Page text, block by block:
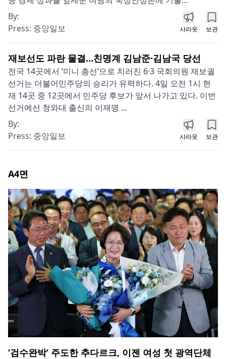
By:
Press: 중앙일보 샤라웃 보관
재보선도 파란 물결…친명계 김남준·김남국 당선
전국 14곳에서 ‘미니 총선’으로 치러진 6·3 국회의원 재보궐
선거는 더불어민주당의 승리가 유력하다. 4일 오전 1시 현
재 14곳 중 12곳에서 민주당 후보가 앞서 나가고 있다. 이번
선거에선 청와대 출신의 이재명 ...
By:
Press: 중앙일보 샤라웃 보관
A4면
‘검수완박’ 주도한 추다르크, 이젠 여성 첫 광역단체